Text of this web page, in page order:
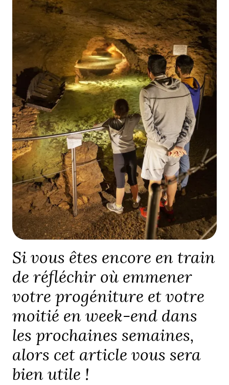
Si vous êtes encore en train
de réfléchir où emmener
votre progéniture et votre
moitié en week-end dans
les prochaines semaines,
alors cet article vous sera
bien utile !